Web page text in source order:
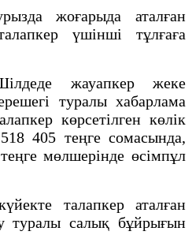
жоғарыда аталған
үшінші тұлғаға
жауапкер жеке
туралы хабарлама
көрсетілген көлік
405 теңге сомасында,
мөлшерінде өсімпұл
талапкер аталған
туралы салық бұйрығын